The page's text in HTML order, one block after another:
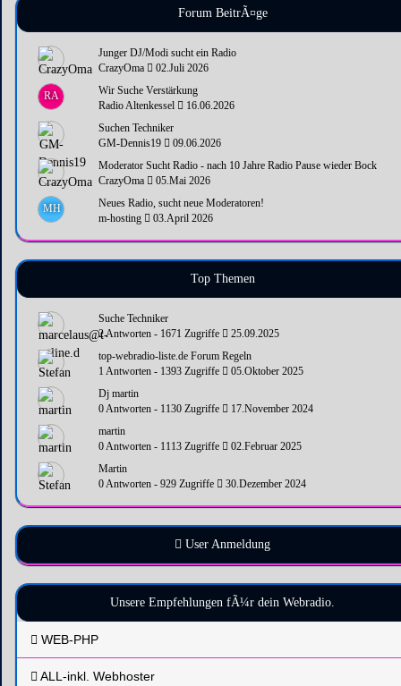
Forum BeitrÃ¤ge
Junger DJ/Modi sucht ein Radio
CrazyOma
02.Juli 2026
RA
Wir Suche Verstärkung
Radio Altenkessel
16.06.2026
Suchen Techniker
GM-Dennis19
09.06.2026
Moderator Sucht Radio - nach 10 Jahre Radio Pause wieder Bock
CrazyOma
05.Mai 2026
MH
Neues Radio, sucht neue Moderatoren!
m-hosting
03.April 2026
Top Themen
Suche Techniker
2 Antworten - 1671 Zugriffe
25.09.2025
top-webradio-liste.de Forum Regeln
1 Antworten - 1393 Zugriffe
05.Oktober 2025
Dj martin
0 Antworten - 1130 Zugriffe
17.November 2024
martin
0 Antworten - 1113 Zugriffe
02.Februar 2025
Martin
0 Antworten - 929 Zugriffe
30.Dezember 2024
User Anmeldung
Unsere Empfehlungen fÃ¼r dein Webradio.
WEB-PHP
ALL-inkl. Webhoster